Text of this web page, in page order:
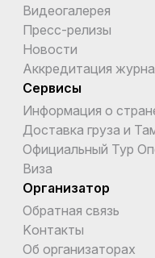
Видеогалерея
Пресс-релизы
Новости
Аккредитация
Сервисы
Информация о
Доставка груза и
Официальный Тур
Виза
Организатор
Обратная связь
Kонтакты
Об организаторах